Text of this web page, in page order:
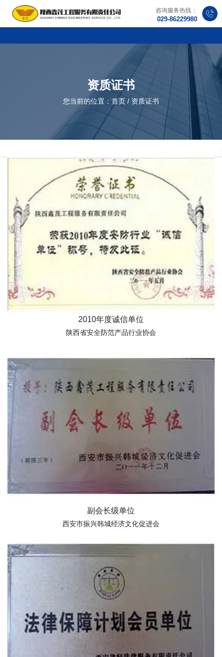
咨询服务热线：
029-86229980
资质证书
您当前的位置：首页 / 资质证书
2010年度诚信单位
陕西省安全防范产品行业协会
副会长级单位
西安市振兴韩城经济文化促进会